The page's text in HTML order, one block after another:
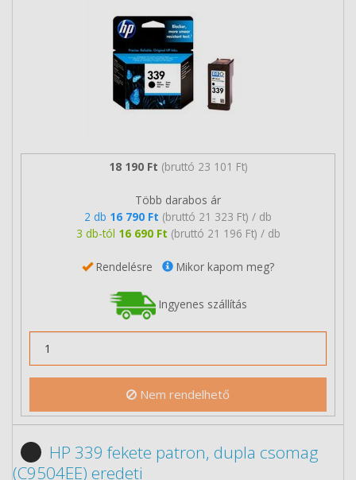
18 190 Ft (bruttó 23 101 Ft)
Több darabos ár
2 db 16 790 Ft (bruttó 21 323 Ft) / db
3 db-tól 16 690 Ft (bruttó 21 196 Ft) / db
Rendelésre Mikor kapom meg?
Ingyenes szállítás
Nem rendelhető
HP 339 fekete patron, dupla csomag
(C9504EE) eredeti